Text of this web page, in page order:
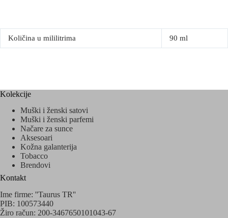
Količina u mililitrima 90 ml
Kolekcije
Muški i ženski satovi
Muški i ženski parfemi
Načare za sunce
Aksesoari
Kožna galanterija
Tobacco
Brendovi
Kontakt
Ime firme: ''Taurus TR''
PIB: 100573440
Žiro račun: 200-3467650101043-67